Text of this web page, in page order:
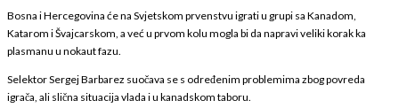
Bosna i Hercegovina će na Svjetskom prvenstvu igrati u grupi sa Kanadom,
Katarom i Švajcarskom, a već u prvom kolu mogla bi da napravi veliki korak ka
plasmanu u nokaut fazu.
Selektor Sergej Barbarez suočava se s određenim problemima zbog povreda
igrača, ali slična situacija vlada i u kanadskom taboru.